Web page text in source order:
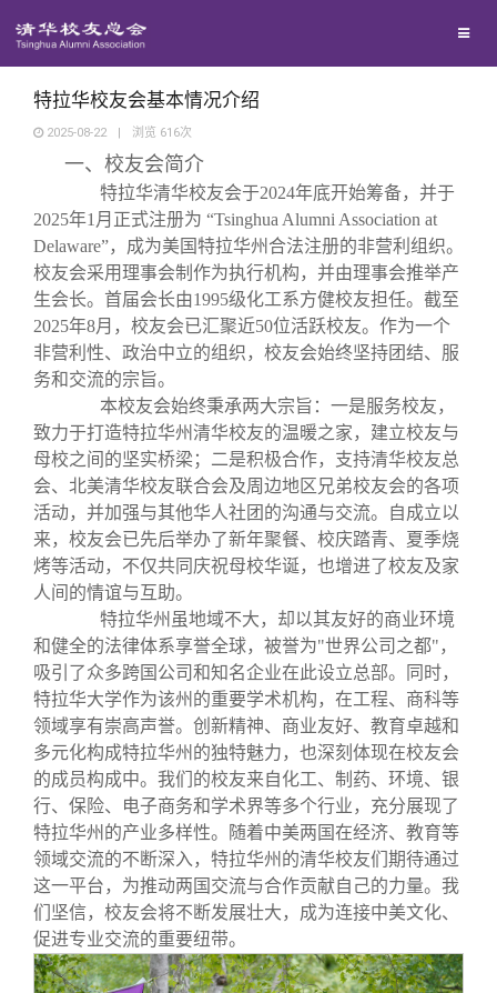
西南联大校友会
回馈母校
捐赠项目
捐赠新闻
捐赠方法
义工计划
媒体平台
《清华校友通讯》
我要订阅
新媒体平台
百年清华
清华故事
青春风采
校友文苑
校友讲坛
校友视界
校友服务
终身学习
信息化服务
三创大赛
实用信息
校友总会
总会简介
会长致辞
总会章程
理事会名单
制度法规
联系我们
关闭
特拉华校友会基本情况介绍
2025-08-22 | 浏览 616次
一、校友会简介
特拉华清华校友会于2024年底开始筹备，并于
2025年1月正式注册为 “Tsinghua Alumni Association at
Delaware”，成为美国特拉华州合法注册的非营利组织。
校友会采用理事会制作为执行机构，并由理事会推举产
生会长。首届会长由1995级化工系方健校友担任。截至
2025年8月，校友会已汇聚近50位活跃校友。作为一个
非营利性、政治中立的组织，校友会始终坚持团结、服
务和交流的宗旨。
本校友会始终秉承两大宗旨：一是服务校友，
致力于打造特拉华州清华校友的温暖之家，建立校友与
母校之间的坚实桥梁；二是积极合作，支持清华校友总
会、北美清华校友联合会及周边地区兄弟校友会的各项
活动，并加强与其他华人社团的沟通与交流。自成立以
来，校友会已先后举办了新年聚餐、校庆踏青、夏季烧
烤等活动，不仅共同庆祝母校华诞，也增进了校友及家
人间的情谊与互助。
特拉华州虽地域不大，却以其友好的商业环境
和健全的法律体系享誉全球，被誉为"世界公司之都"，
吸引了众多跨国公司和知名企业在此设立总部。同时，
特拉华大学作为该州的重要学术机构，在工程、商科等
领域享有崇高声誉。创新精神、商业友好、教育卓越和
多元化构成特拉华州的独特魅力，也深刻体现在校友会
的成员构成中。我们的校友来自化工、制药、环境、银
行、保险、电子商务和学术界等多个行业，充分展现了
特拉华州的产业多样性。随着中美两国在经济、教育等
领域交流的不断深入，特拉华州的清华校友们期待通过
这一平台，为推动两国交流与合作贡献自己的力量。我
们坚信，校友会将不断发展壮大，成为连接中美文化、
促进专业交流的重要纽带。